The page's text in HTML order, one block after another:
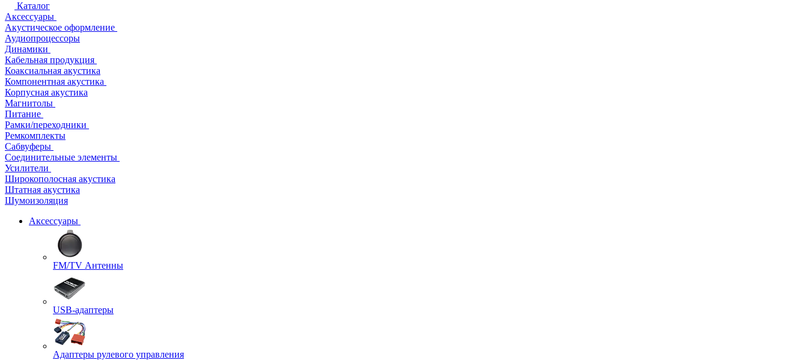
Каталог
Аксессуары
Акустическое оформление
Аудиопроцессоры
Динамики
Кабельная продукция
Коаксиальная акустика
Компонентная акустика
Корпусная акустика
Магнитолы
Питание
Рамки/переходники
Ремкомплекты
Сабвуферы
Соединительные элементы
Усилители
Широкополосная акустика
Штатная акустика
Шумоизоляция
Аксессуары
FM/TV Антенны
USB-адаптеры
Адаптеры рулевого управления